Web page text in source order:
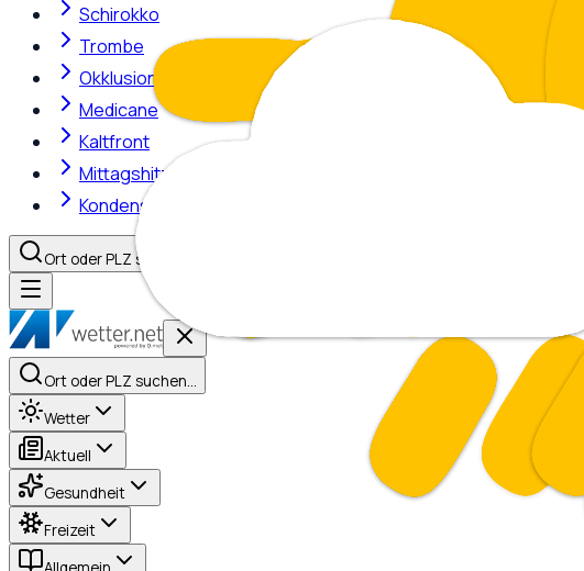
Schirokko
Trombe
Okklusion
Medicane
Kaltfront
Mittagshitze
Kondensstreifen
Ort oder PLZ suchen…
Ort oder PLZ suchen…
Wetter
Aktuell
Gesundheit
Freizeit